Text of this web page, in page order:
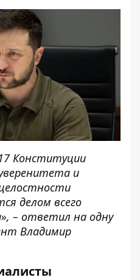
Конституции
и
делом всего
– ответил на одну
Владимир